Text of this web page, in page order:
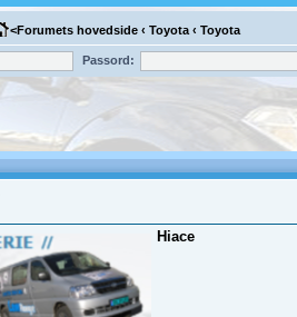
<Forumets hovedside ‹ Toyota ‹ Toyota
Passord:
Hiace